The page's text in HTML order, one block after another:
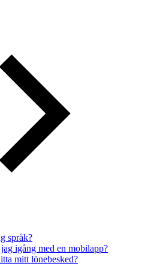
språk?
igång med en mobilapp?
mitt lönebesked?